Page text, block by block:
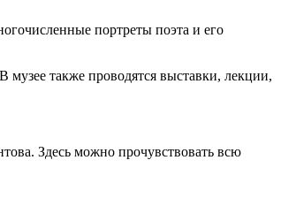
портреты поэта и его
также проводятся выставки, лекции,
Здесь можно прочувствовать всю